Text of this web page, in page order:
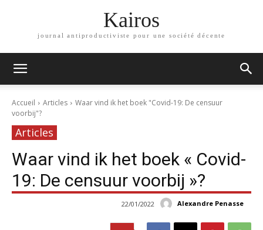
Kairos
journal antiproductiviste pour une société décente
Accueil Articles
Waar vind ik het boek "Covid-19: De censuur
voorbij"?
Articles
Waar vind ik het boek « Covid-
19: De censuur voorbij »?
Alexandre Penasse
22/01/2022